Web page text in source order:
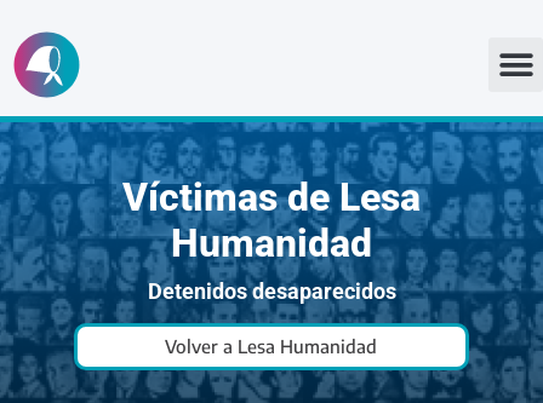
Ir
al
contenido
Víctimas de Lesa
Humanidad
Detenidos desaparecidos
Volver a Lesa Humanidad